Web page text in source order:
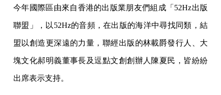
今年國際區由來自香港的出版業朋友們組成「52Hz出版
聯盟」，以52Hz的音頻，在出版的海洋中尋找同類，結
盟以創造更深遠的力量，聯經出版的林載爵發行人、大
塊文化郝明義董事長及逗點文創創辦人陳夏民，皆紛紛
出席表示支持。